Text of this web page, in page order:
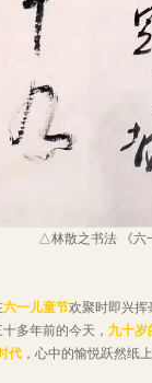
△林散之书法 《六
六一儿童节欢聚时即兴挥
多年前的今天， 九十岁
代 ，心中的愉悦跃然纸上